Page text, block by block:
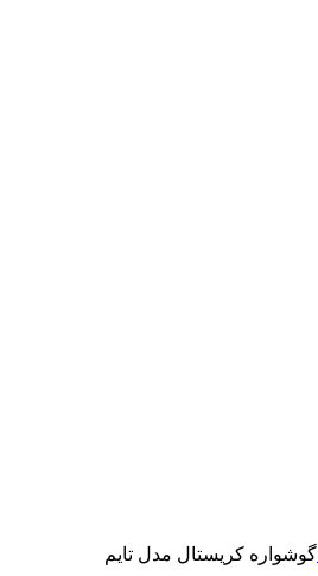
گوشواره کریستال مدل تایم